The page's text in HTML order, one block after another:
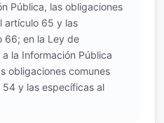
Pública, las obligaciones
artículo 65 y las
66; en la Ley de
la Información Pública
obligaciones comunes
y las específicas al